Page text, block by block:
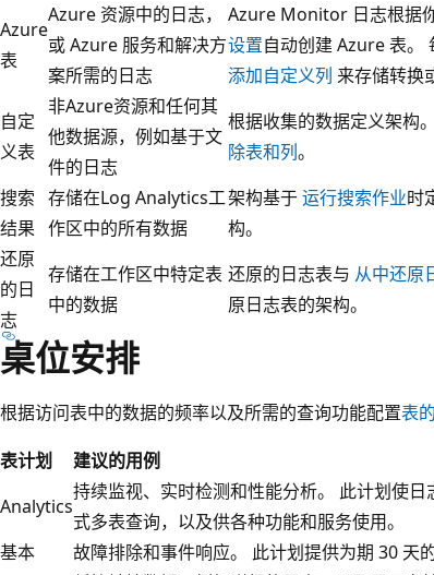
Azure
表
Azure 资源中的日志，
或 Azure 服务和解决方
案所需的日志
Azure Monitor 日志根据
设置自动创建 Azure 表。
添加自定义列 来存储转换
自定
义表
非Azure资源和任何其
他数据源，例如基于文
件的日志
根据收集的数据定义架构
除表和列。
搜索
结果
存储在Log Analytics工
作区中的所有数据
架构基于运行搜索作业时
构。
还原
的日
志
存储在工作区中特定表
中的数据
还原的日志表与 从中还原
原日志表的架构。
桌位安排
根据访问表中的数据的频率以及所需的查询功能配置表
表计划
建议的用例
Analytics
持续监视、实时检测和性能分析。 此计划使
式多表查询，以及供各种功能和服务使用。
基本
故障排除和事件响应。 此计划提供为期 30 天